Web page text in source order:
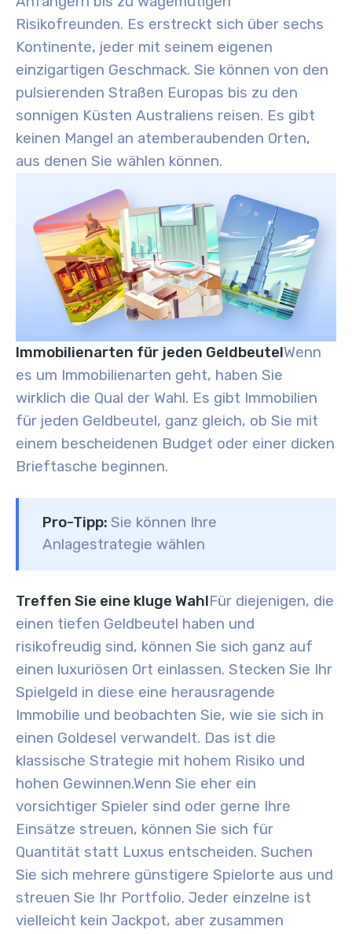
Risikofreunden. Es erstreckt sich über sechs
Kontinente, jeder mit seinem eigenen
einzigartigen Geschmack. Sie können von den
pulsierenden Straßen Europas bis zu den
sonnigen Küsten Australiens reisen. Es gibt
keinen Mangel an atemberaubenden Orten,
aus denen Sie wählen können.
Immobilienarten für jeden GeldbeutelWenn
es um Immobilienarten geht, haben Sie
wirklich die Qual der Wahl. Es gibt Immobilien
für jeden Geldbeutel, ganz gleich, ob Sie mit
einem bescheidenen Budget oder einer dicken
Brieftasche beginnen.
Pro-Tipp: Sie können Ihre
Anlagestrategie wählen
Treffen Sie eine kluge WahlFür diejenigen, die
einen tiefen Geldbeutel haben und
risikofreudig sind, können Sie sich ganz auf
einen luxuriösen Ort einlassen. Stecken Sie Ihr
Spielgeld in diese eine herausragende
Immobilie und beobachten Sie, wie sie sich in
einen Goldesel verwandelt. Das ist die
klassische Strategie mit hohem Risiko und
hohen Gewinnen.Wenn Sie eher ein
vorsichtiger Spieler sind oder gerne Ihre
Einsätze streuen, können Sie sich für
Quantität statt Luxus entscheiden. Suchen
Sie sich mehrere günstigere Spielorte aus und
streuen Sie Ihr Portfolio. Jeder einzelne ist
vielleicht kein Jackpot, aber zusammen